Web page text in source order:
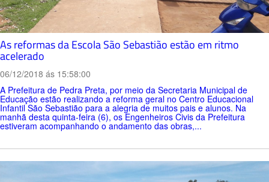
As reformas da Escola São Sebastião estão em ritmo
acelerado
06/12/2018 ás 15:58:00
A Prefeitura de Pedra Preta, por meio da Secretaria Municipal de
Educação estão realizando a reforma geral no Centro Educacional
Infantil São Sebastião para a alegria de muitos pais e alunos. Na
manhã desta quinta-feira (6), os Engenheiros Civis da Prefeitura
estiveram acompanhando o andamento das obras,...